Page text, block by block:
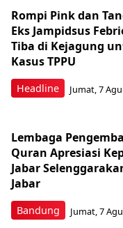
Headline
Rompi Pink dan
Eks Jampidsus
Tiba di Kejagung
Kasus TPPU
Jumat, 7
Bandung
Lembaga
Quran Apresiasi
Jabar
Jabar
Jumat, 7